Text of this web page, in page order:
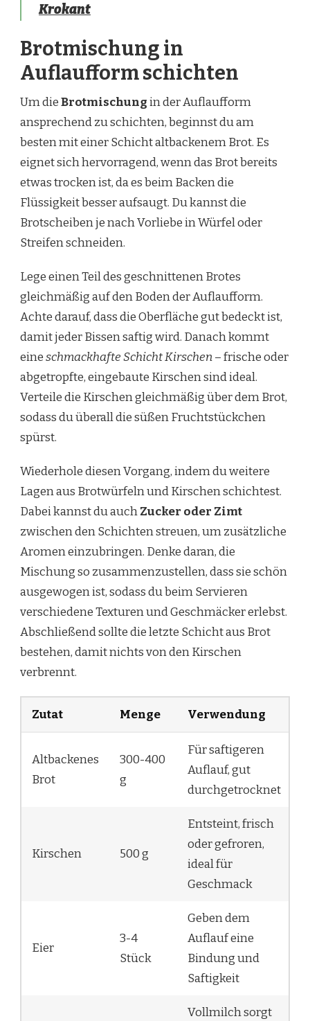
Krokant
Brotmischung in
Auflaufform schichten
Um dieBrotmischungin der Auflaufform
ansprechend zu schichten, beginnst du am
besten mit einer Schicht altbackenem Brot. Es
eignet sich hervorragend, wenn das Brot bereits
etwas trocken ist, da es beim Backen die
Flüssigkeit besser aufsaugt. Du kannst die
Brotscheiben je nach Vorliebe in Würfel oder
Streifen schneiden.
Lege einen Teil des geschnittenen Brotes
gleichmäßig auf den Boden der Auflaufform.
Achte darauf, dass die Oberfläche gut bedeckt ist,
damit jeder Bissen saftig wird. Danach kommt
eineschmackhafte Schicht Kirschen– frische oder
abgetropfte, eingebaute Kirschen sind ideal.
Verteile die Kirschen gleichmäßig über dem Brot,
sodass du überall die süßen Fruchtstückchen
spürst.
Wiederhole diesen Vorgang, indem du weitere
Lagen aus Brotwürfeln und Kirschen schichtest.
Dabei kannst du auchZucker oder Zimt
zwischen den Schichten streuen, um zusätzliche
Aromen einzubringen. Denke daran, die
Mischung so zusammenzustellen, dass sie schön
ausgewogen ist, sodass du beim Servieren
verschiedene Texturen und Geschmäcker erlebst.
Abschließend sollte die letzte Schicht aus Brot
bestehen, damit nichts von den Kirschen
verbrennt.
Zutat Menge Verwendung
Altbackenes
Brot
300-400
g
Für saftigeren
Auflauf, gut
durchgetrocknet
Kirschen 500 g
Entsteint, frisch
oder gefroren,
ideal für
Geschmack
Eier
3-4
Stück
Geben dem
Auflauf eine
Bindung und
Saftigkeit
Vollmilch sorgt